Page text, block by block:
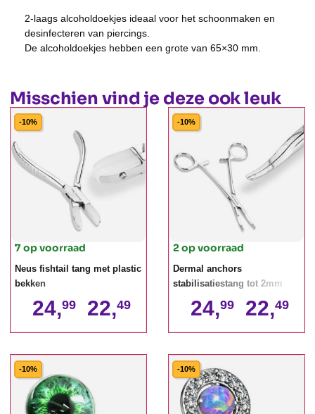
2-laags alcoholdoekjes ideaal voor het schoonmaken en
desinfecteren van piercings.
De alcoholdoekjes hebben een grote van 65×30 mm.
Misschien vind je deze ook leuk
-10%
7 op voorraad
Neus fishtail tang met plastic
bekken
24,99 22,49
-10%
2 op voorraad
Dermal anchors
stabilisatiestang tot 2mm
24,99 22,49
-10% -10%